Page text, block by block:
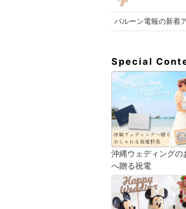
バルーン電報の新着
Special
沖縄ウェディングの
へ贈る祝電